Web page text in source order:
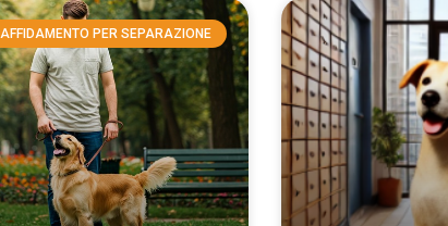
AFFIDAMENTO PER SEPARAZIONE